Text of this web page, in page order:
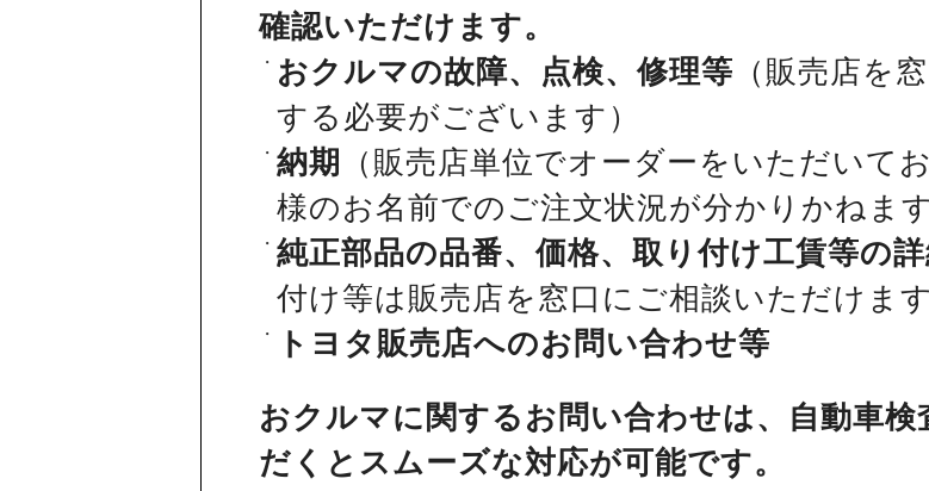
確認いただけます。
おクルマの故障、点検、修理等 （販売店を
する必要がございます）
納期
（販売店単位でオーダーをいただいて
様のお名前でのご注文状況が分かりかねます
純正部品の品番、価格、取り付け工賃等の
付け等は販売店を窓口にご相談いただけま
トヨタ販売店へのお問い合わせ等
おクルマに関するお問い合わせは、自動車
だくとスムーズな対応が可能です。